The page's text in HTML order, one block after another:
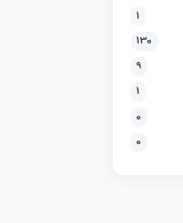
1
130
9
1
0
0